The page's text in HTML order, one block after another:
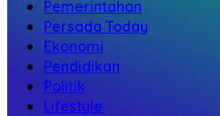
Pemerintahan
Persada Today
Ekonomi
Pendidikan
Politik
Lifestyle